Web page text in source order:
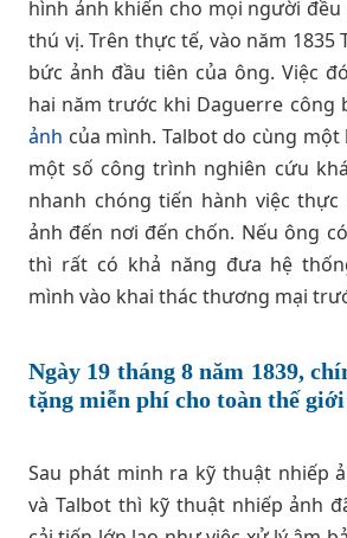
hình ảnh khiến cho mọi người đều
thú vị. Trên thực tế, vào năm 1835
bức ảnh đầu tiên của ông. Việc
hai năm trước khi Daguerre công
ảnh của mình. Talbot do cùng
một số công trình nghiên cứu
nhanh chóng tiến hành việc thực
ảnh đến nơi đến chốn. Nếu ông
thì rất có khả năng đưa hệ
mình vào khai thác thương mại
Ngày 19 tháng 8 năm 1839,
tặng miễn phí cho toàn thế
Sau phát minh ra kỹ thuật nhiếp
và Talbot thì kỹ thuật nhiếp ảnh